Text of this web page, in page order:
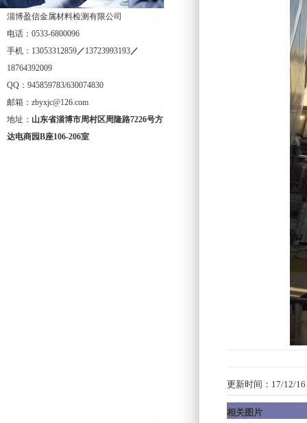
1
更新时间：17/12/
相关图片
淄博盈信金属材料检测有限公司
电话：0533-6800096
手机：13053312859／13723993193／
18764392009
QQ：945859783/630074830
邮箱：zbyxjc@126.com
地址： 山东省淄博市周村区周隆路7226号方
达电商园B座106-206室